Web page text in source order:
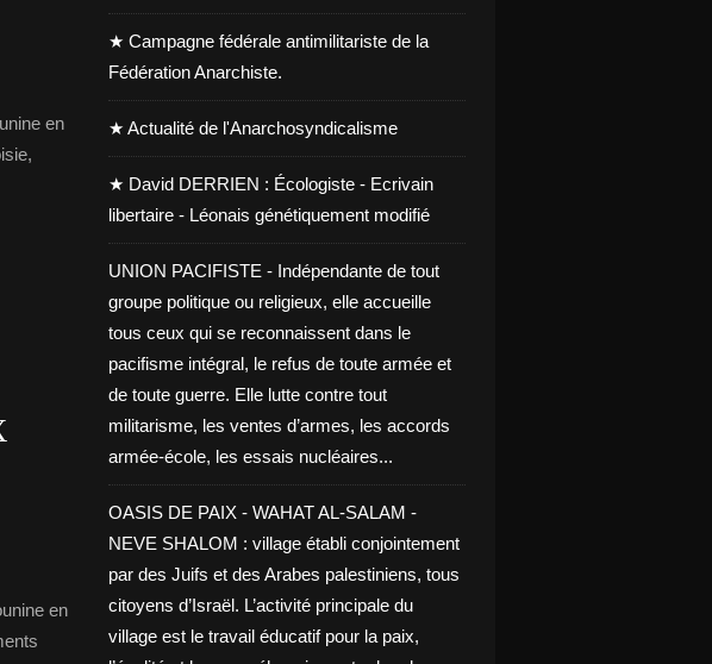
en
en
★ Campagne fédérale antimilitariste de la
Fédération Anarchiste.
★ Actualité de l'Anarchosyndicalisme
★ David DERRIEN : Écologiste - Ecrivain
libertaire - Léonais génétiquement modifié
UNION PACIFISTE - Indépendante de tout
groupe politique ou religieux, elle accueille
tous ceux qui se reconnaissent dans le
pacifisme intégral, le refus de toute armée et
de toute guerre. Elle lutte contre tout
militarisme, les ventes d’armes, les accords
armée-école, les essais nucléaires...
OASIS DE PAIX - WAHAT AL-SALAM -
NEVE SHALOM : village établi conjointement
par des Juifs et des Arabes palestiniens, tous
citoyens d’Israël. L’activité principale du
village est le travail éducatif pour la paix,